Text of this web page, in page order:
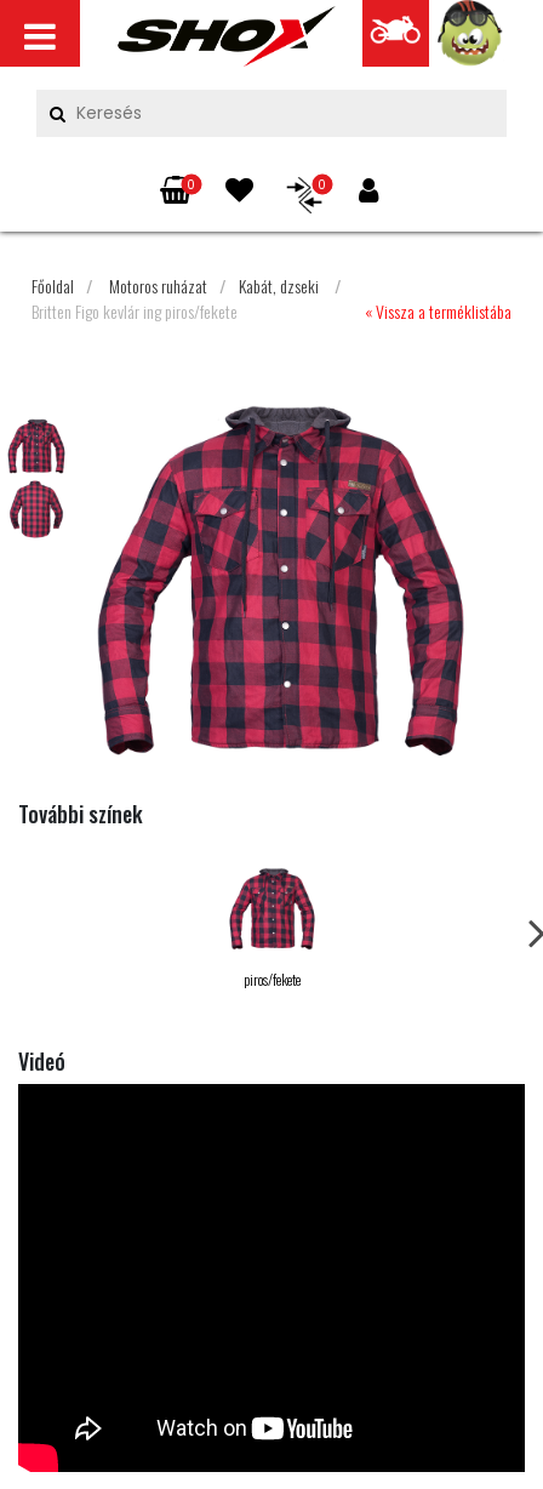
0 0
Főoldal / Motoros ruházat / Kabát, dzseki
/
Britten Figo kevlár ing piros/fekete
« Vissza a terméklistába
További színek
piros/fekete
Videó